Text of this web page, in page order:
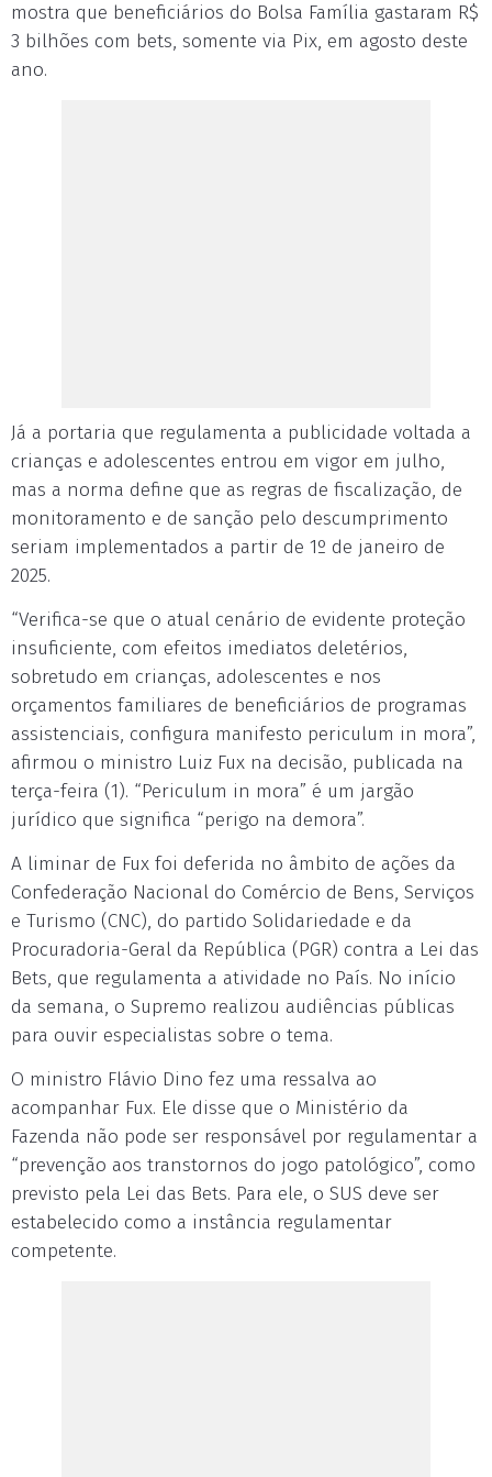
mostra que beneficiários do Bolsa Família gastaram R$
3 bilhões com bets, somente via Pix, em agosto deste
ano.
Já a portaria que regulamenta a publicidade voltada a
crianças e adolescentes entrou em vigor em julho,
mas a norma define que as regras de fiscalização, de
monitoramento e de sanção pelo descumprimento
seriam implementados a partir de 1º de janeiro de
2025.
“Verifica-se que o atual cenário de evidente proteção
insuficiente, com efeitos imediatos deletérios,
sobretudo em crianças, adolescentes e nos
orçamentos familiares de beneficiários de programas
assistenciais, configura manifesto periculum in mora”,
afirmou o ministro Luiz Fux na decisão, publicada na
terça-feira (1). “Periculum in mora” é um jargão
jurídico que significa “perigo na demora”.
A liminar de Fux foi deferida no âmbito de ações da
Confederação Nacional do Comércio de Bens, Serviços
e Turismo (CNC), do partido Solidariedade e da
Procuradoria-Geral da República (PGR) contra a Lei das
Bets, que regulamenta a atividade no País. No início
da semana, o Supremo realizou audiências públicas
para ouvir especialistas sobre o tema.
O ministro Flávio Dino fez uma ressalva ao
acompanhar Fux. Ele disse que o Ministério da
Fazenda não pode ser responsável por regulamentar a
“prevenção aos transtornos do jogo patológico”, como
previsto pela Lei das Bets. Para ele, o SUS deve ser
estabelecido como a instância regulamentar
competente.